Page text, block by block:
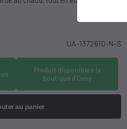
UA-1372610-N-S
Produit disponible à la
boutique d'Osny
au panier